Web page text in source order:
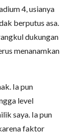
4, usianya
berputus asa.
dukungan
menanamkan
Ia pun
level
saya. Ia pun
faktor